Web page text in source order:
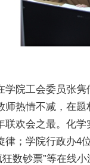
学院工会委员张
师热情不减，在
联欢会之最。化
律；学院行政办4
狂数钞票”等在线